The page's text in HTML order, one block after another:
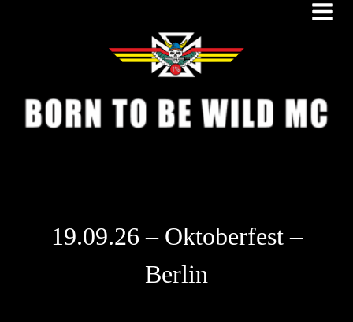
19.09.26 – Oktoberfest –
Berlin